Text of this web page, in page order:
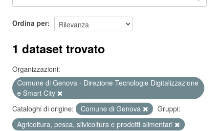
Ordina per
1 dataset trovato
Organizzazioni:
Comune di Genova - Direzione Tecnologie Digitalizzazione
e Smart City
Cataloghi di origine:
Comune di Genova
Gruppi:
Agricoltura, pesca, silvicoltura e prodotti alimentari